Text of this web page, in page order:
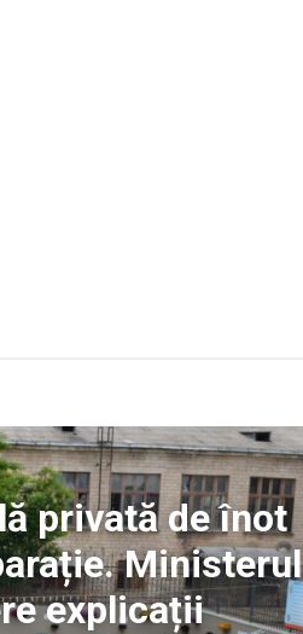
privată de înot
Ministerul
explicații